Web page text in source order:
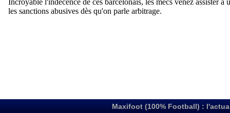
Maxifoot (100% Football) :